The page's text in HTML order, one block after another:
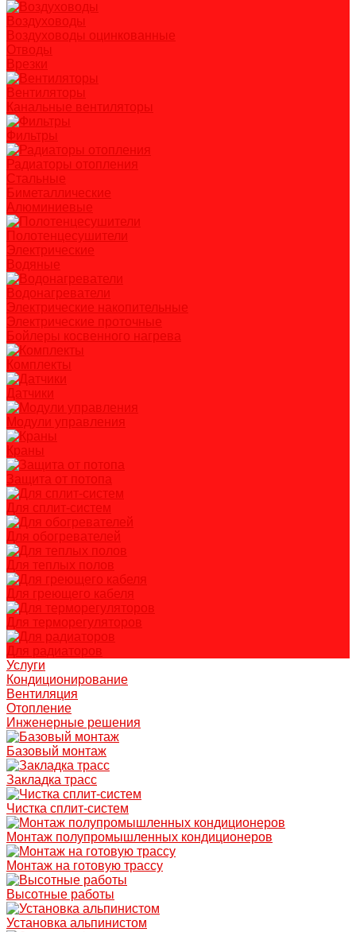
Воздуховоды
Воздуховоды оцинкованные
Отводы
Врезки
Вентиляторы
Канальные вентиляторы
Фильтры
Радиаторы отопления
Стальные
Биметаллические
Алюминиевые
Полотенцесушители
Электрические
Водяные
Водонагреватели
Электрические накопительные
Электрические проточные
Бойлеры косвенного нагрева
Комплекты
Датчики
Модули управления
Краны
Защита от потопа
Для сплит-систем
Для обогревателей
Для теплых полов
Для греющего кабеля
Для терморегуляторов
Для радиаторов
Услуги
Кондиционирование
Вентиляция
Отопление
Инженерные решения
Базовый монтаж
Закладка трасс
Чистка сплит-систем
Монтаж полупромышленных кондиционеров
Монтаж на готовую трассу
Высотные работы
Установка альпинистом